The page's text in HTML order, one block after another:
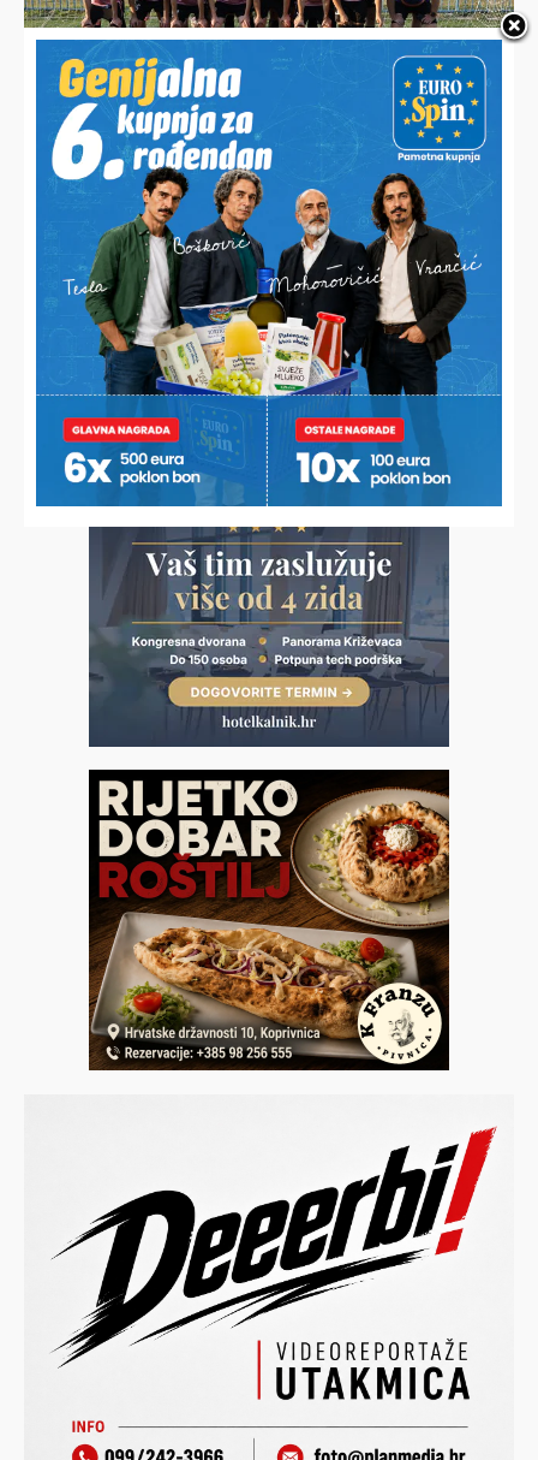
MIKLINOVEC DRASTIČNO POMLADIO MOMČAD
Prioritet je razvoj igrača, a ne pozicija. Prosjek momčadi je
21 godina
LOVRO (22) ULOVIO AMURA OD 18 KILA
Prvo je pomislio da je zakačio nekakvu granu, ali nakon pola
sata borbe u rukama imao svoj najdraži ulov dosad